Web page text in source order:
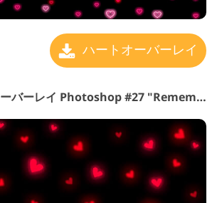
ハートオーバーレイ
ハートシェイプオーバーレイ Photoshop #27 "Remember"